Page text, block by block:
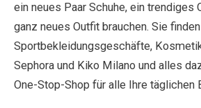
ein neues Paar Schuhe, ein trendiges
ganz neues Outfit brauchen. Sie
Sportbekleidungsgeschäfte,
Sephora und Kiko Milano und alles
One-Stop-Shop für alle Ihre täglichen